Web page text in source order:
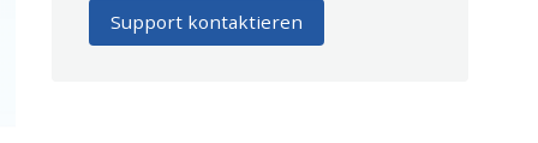
Support kontaktieren